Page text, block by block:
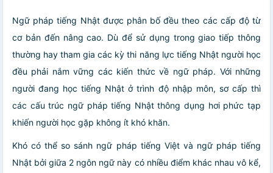
Ngữ pháp tiếng Nhật được phân bố đều theo các cấp độ từ
cơ bản đến nâng cao. Dù để sử dụng trong giao tiếp thông
thường hay tham gia các kỳ thi năng lực tiếng Nhật người học
đều phải nắm vững các kiến thức về ngữ pháp. Với những
người đang học tiếng Nhật ở trình độ nhập môn, sơ cấp thì
các cấu trúc ngữ pháp tiếng Nhật thông dụng hơi phức tạp
khiến người học gặp không ít khó khăn.
Khó có thể so sánh ngữ pháp tiếng Việt và ngữ pháp tiếng
Nhật bởi giữa 2 ngôn ngữ này có nhiều điểm khác nhau vô kể,